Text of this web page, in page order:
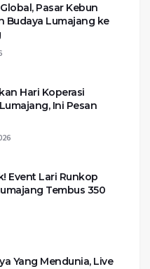
Pasar Kebun
Budaya Lumajang ke
Hari Koperasi
Ini Pesan
Event Lari Runkop
Tembus 350
Yang Mendunia, Live